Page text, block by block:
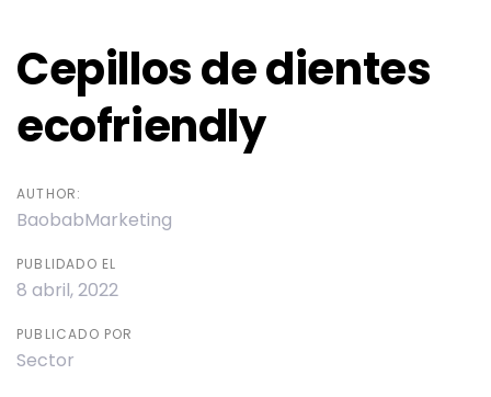
Cepillos de dientes
ecofriendly
AUTHOR:
BaobabMarketing
PUBLIDADO EL
8 abril, 2022
PUBLICADO POR
Sector